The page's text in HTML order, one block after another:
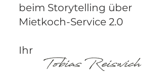
beim Storytelling über
Mietkoch-Service 2.0
Ihr